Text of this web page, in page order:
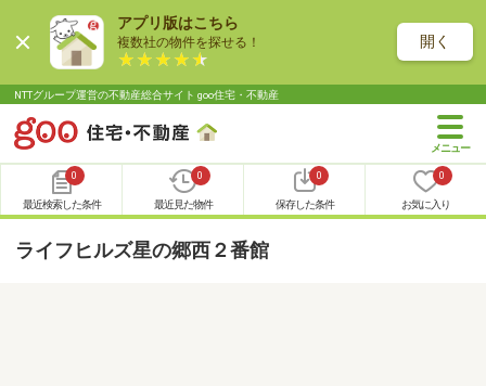
アプリ版はこちら
複数社の物件を探せる！ 開く
NTTグループ運営の不動産総合サイト goo住宅・不動産
0
最近検索した条件
0
最近見た物件
0
保存した条件
0
お気に入り
ライフヒルズ星の郷西２番館